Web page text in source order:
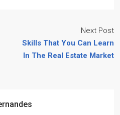
Next Post
Skills That You Can Learn
In The Real Estate Market